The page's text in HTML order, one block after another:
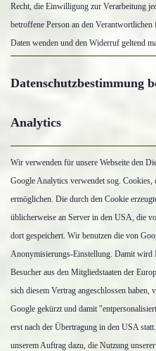
Recht, die Einwilligung zur Verarbeitung
betroffene Person an den
Daten wenden und den Widerruf geltend
Datenschutzbestimmung
Analytics
Wir verwenden für unsere Webseite den
Google Analytics verwendet sog.
ermöglichen. Die durch den Cookie
üblicherweise an Server in den USA, die
dort gespeichert. Wir benutzen die von
Anonymisierungs-Einstellung. Damit wird
Besucher aus den Mitgliedstaaten der
sich diesem Vertrag angeschlossen
Google gekürzt und damit
erst nach der Übertragung in den USA
unserem Auftrag dazu, die Nutzung